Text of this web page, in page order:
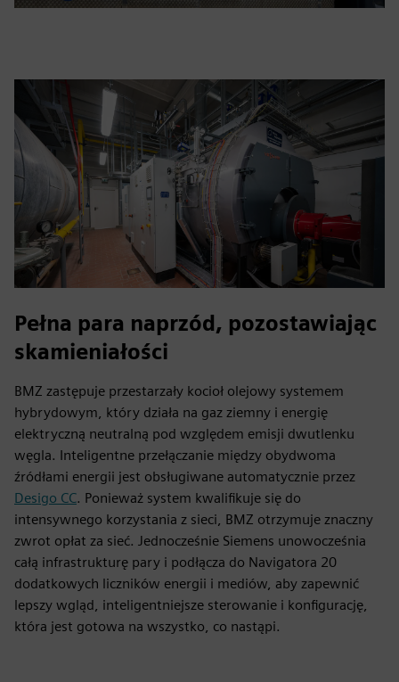
Pełna para naprzód, pozostawiając
skamieniałości
BMZ zastępuje przestarzały kocioł olejowy systemem
hybrydowym, który działa na gaz ziemny i energię
elektryczną neutralną pod względem emisji dwutlenku
węgla. Inteligentne przełączanie między obydwoma
źródłami energii jest obsługiwane automatycznie przez
Desigo CC. Ponieważ system kwalifikuje się do
intensywnego korzystania z sieci, BMZ otrzymuje znaczny
zwrot opłat za sieć. Jednocześnie Siemens unowocześnia
całą infrastrukturę pary i podłącza do Navigatora 20
dodatkowych liczników energii i mediów, aby zapewnić
lepszy wgląd, inteligentniejsze sterowanie i konfigurację,
która jest gotowa na wszystko, co nastąpi.